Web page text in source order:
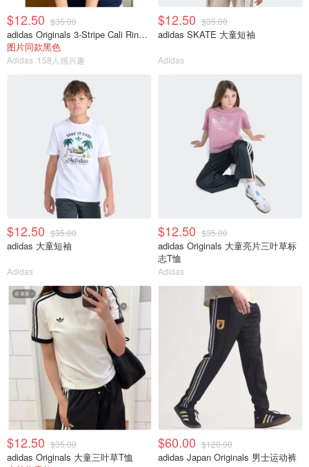
$12.50 $35.00
adidas Originals 3-Stripe Cali Ringer 短袖T恤
图片同款黑色
Adidas 158人感兴趣
$12.50 $35.00
adidas SKATE 大童短袖
Adidas
$12.50 $35.00
adidas 大童短袖
Adidas
$12.50 $35.00
adidas Originals 大童亮片三叶草标
志T恤
Adidas
$12.50 $35.00
adidas Originals 大童三叶草T恤
$60.00 $120.00
adidas Japan Originals 男士运动裤